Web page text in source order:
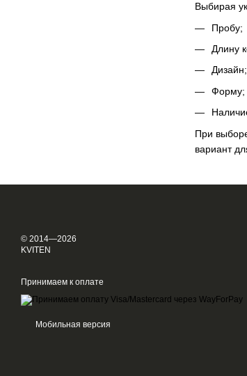
Выбирая
Пробу;
Длину
Дизайн;
Форму;
При
вариант
© 2014—2026
KVITEN
Принимаем к оплате
Мобильная версия